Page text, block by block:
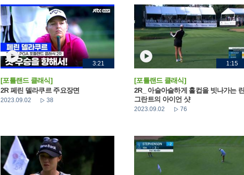
3:21
[포틀랜드 클래식]
2R 페린 델라쿠르 주요장면
2023.09.02 38
1:15
[포틀랜드 클래식]
2R_ 아슬아슬하게 홀컵을 빗나가는 린
그란트의 아이언 샷
2023.09.02 76